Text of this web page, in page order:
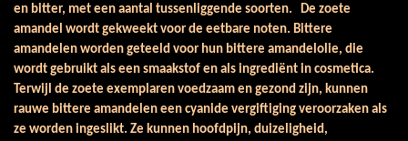
en bitter, met een aantal tussenliggende soorten. De zoete
amandel wordt gekweekt voor de eetbare noten. Bittere
amandelen worden geteeld voor hun bittere amandelolie, die
wordt gebruikt als een smaakstof en als ingrediënt in cosmetica.
Terwijl de zoete exemplaren voedzaam en gezond zijn, kunnen
rauwe bittere amandelen een cyanide vergiftiging veroorzaken als
ze worden ingeslikt. Ze kunnen hoofdpijn, duizeligheid,